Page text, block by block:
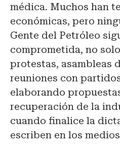
médica. Muchos han
económicas, pero
Gente del Petróleo
comprometida, no
protestas, asambleas
reuniones con
elaborando
recuperación de la
cuando finalice la
escriben en los